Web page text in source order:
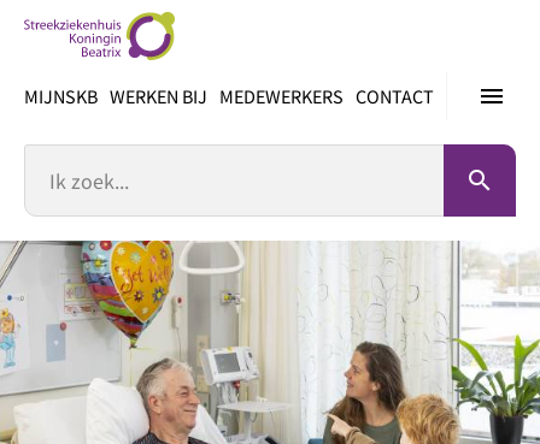
inhoud
menu
MIJNSKB WERKEN BIJ MEDEWERKERS CONTACT
search